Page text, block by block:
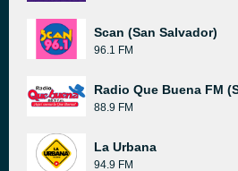
Scan (San Salvador)
96.1 FM
Radio Que Buena FM
88.9 FM
La Urbana
94.9 FM